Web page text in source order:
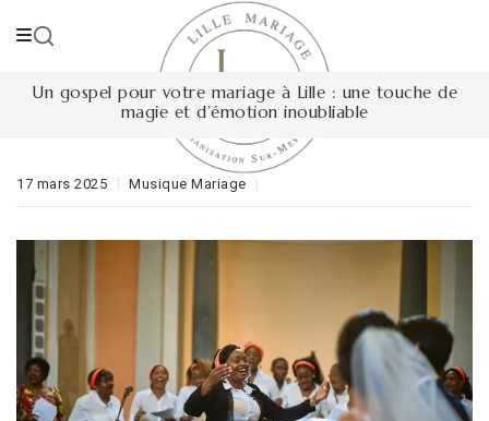
Un gospel pour votre mariage à Lille : une touche de
magie et d’émotion inoubliable
17 mars 2025 Musique Mariage